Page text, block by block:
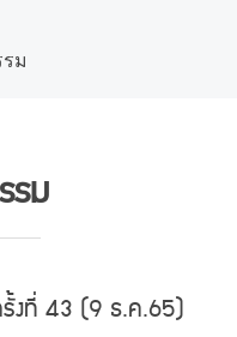
ม
รม
งที่ 43 (9 ธ.ค.65)